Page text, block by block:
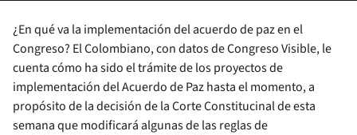
¿En qué va la implementación del acuerdo de paz en el
Congreso? El Colombiano, con datos de Congreso Visible, le
cuenta cómo ha sido el trámite de los proyectos de
implementación del Acuerdo de Paz hasta el momento, a
propósito de la decisión de la Corte Constitucinal de esta
semana que modificará algunas de las reglas de